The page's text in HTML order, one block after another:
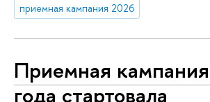
приемная кампания 2026
Приемная
года стартовала